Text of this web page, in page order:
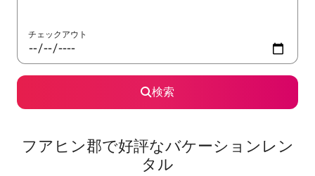
チェックアウト
検索
フアヒン郡で好評なバケーションレン
タル